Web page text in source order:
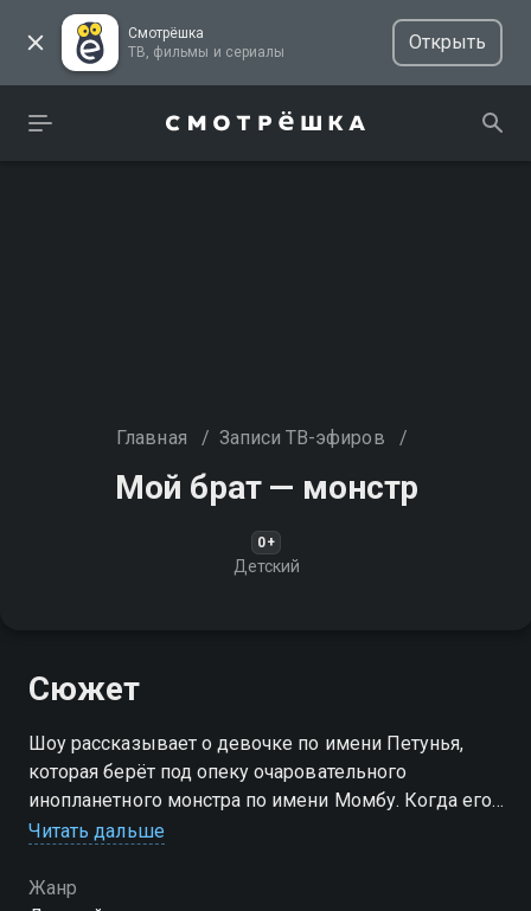
Смотрёшка
ТВ, фильмы и сериалы
Открыть
Главная / Записи ТВ-эфиров /
Мой брат — монстр
0+
Детский
Сюжет
Шоу рассказывает о девочке по имени Петунья,
которая берёт под опеку очаровательного
инопланетного монстра по имени Момбу. Когда его
капсула терпит крушение на Земле, он становится
Читать дальше
Жанр